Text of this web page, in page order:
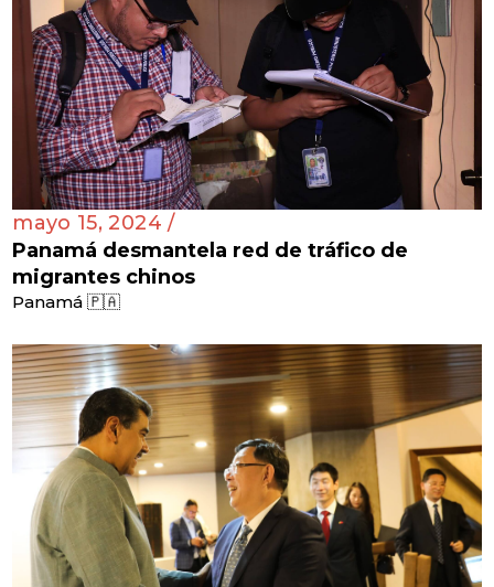
mayo 15, 2024 /
Panamá desmantela red de tráfico de
migrantes chinos
Panamá 🇵🇦